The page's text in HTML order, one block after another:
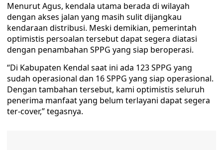
Menurut Agus, kendala utama berada di wilayah
dengan akses jalan yang masih sulit dijangkau
kendaraan distribusi. Meski demikian, pemerintah
optimistis persoalan tersebut dapat segera diatasi
dengan penambahan SPPG yang siap beroperasi.
“Di Kabupaten Kendal saat ini ada 123 SPPG yang
sudah operasional dan 16 SPPG yang siap operasional.
Dengan tambahan tersebut, kami optimistis seluruh
penerima manfaat yang belum terlayani dapat segera
ter-cover,” tegasnya.